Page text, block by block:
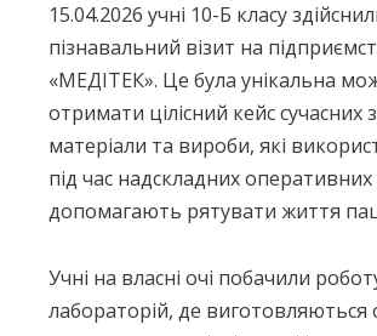
15.04.2026 учні 10-Б класу
пізнавальний візит на
«МЕДІТЕК». Це була унікальна
отримати цілісний кейс сучасних
матеріали та вироби, які
під час надскладних оперативних
допомагають рятувати життя
Учні на власні очі побачили
лабораторій, де виготовляються